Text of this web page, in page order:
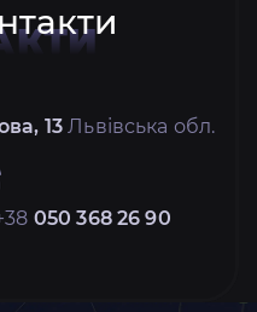
13 Львівська обл.
050 368 26 90